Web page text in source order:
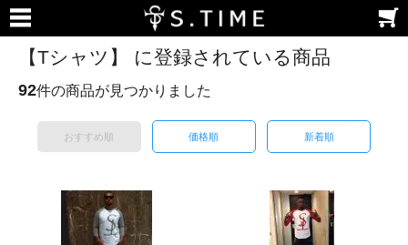
【Tシャツ】 に登録されている商品
92件の商品が見つかりました
おすすめ順 価格順 新着順